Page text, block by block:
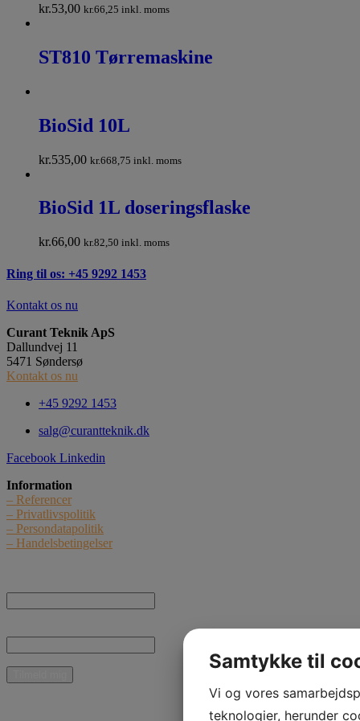
kr.53,00 kr.66,25 inkl. moms
ST810 Tørremaskine
BioSid 10L
kr.535,00 kr.668,75 inkl. moms
BioSid 1L doseringsflaske
kr.66,00 kr.82,50 inkl. moms
Ring til os: +45 9292 1453
Kontakt os nu
Curant Teknik ApS
Dallundvej 11
5471 Søndersø
Kontakt os nu
+45 9292 1453
salg@curantteknik.dk
Facebook Linkedin
Information
– Referencer
– Privatlivspolitik
– Persondatapolitik
– Handelsbetingelser
* Jeg giver samtykke til, at Curant Teknik ApS må kontakte mig med nyheder,
informationer og tilbud vedrørende produkter og ydelser pr. e-mail.
Samtykke til
Vi og vores
teknologier, herunder